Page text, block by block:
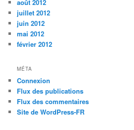
août 2012
juillet 2012
juin 2012
mai 2012
février 2012
MÉTA
Connexion
Flux des publications
Flux des commentaires
Site de WordPress-FR